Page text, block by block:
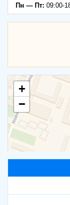
Пн — Пт: 09:00-
+
−